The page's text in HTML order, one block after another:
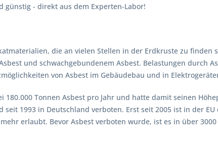
günstig - direkt aus dem Experten-Labor!
die an vielen Stellen in der Erdkruste zu finden
und schwachgebundenem Asbest. Belastungen durch
von Asbest im Gebäudebau und in
180.000 Tonnen Asbest pro Jahr und hatte damit seinen
1993 in Deutschland verboten. Erst seit 2005 ist in der EU
erlaubt. Bevor Asbest verboten wurde, ist es in über